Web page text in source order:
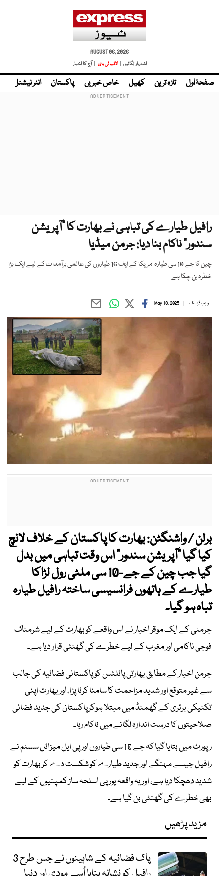
AUGUST 06, 2026
اشتہار لگائیں |
لائیو ٹی وی | آج کا اخبار
صفحۂ اول تازہ ترین کھیل خاص خبریں پاکستان انٹر نیشنل
رافیل طیارے کی تباہی نے بھارت کا "آپریشن
سندور" ناکام بنا دیا: جرمن میڈیا
چین کا جے 10 سی طیارہ امریکا کے ایف 16 طیاروں کی عالمی برآمدات کے لیے ایک بڑا
خطرہ بن چکا ہے
ویب ڈیسک May 18, 2025
برلن / واشنگٹن: بھارت کا پاکستان کے خلاف لانچ
کیا گیا "آپریشن سندور" اس وقت تباہی میں بدل
گیا جب چین کے جے-10 سی ملٹی رول لڑاکا
طیارے کے ہاتھوں فرانسیسی ساختہ رافیل طیارہ
تباہ ہو گیا۔
جرمنی کے ایک موقر اخبار نے اس واقعے کو بھارت کے لیے شرمناک
فوجی ناکامی اور مغرب کے لیے خطرے کی گھنٹی قرار دیا ہے۔
جرمن اخبار کے مطابق بھارتی پائلٹس کو پاکستانی فضائیہ کی جانب
سے غیر متوقع اور شدید مزاحمت کا سامنا کرنا پڑا، اور بھارت اپنی
تکنیکی برتری کے گھمنڈ میں مبتلا ہوکر پاکستان کی جدید فضائی
صلاحیتوں کا درست اندازہ لگانے میں ناکام رہا۔
رپورٹ میں بتایا گیا کہ جے 10 سی طیاروں اور پی ایل میزائل سسٹم نے
رافیل جیسے مہنگے اور جدید طیارے کو شکست دے کر بھارت کو
شدید دھچکا دیا ہے، اور یہ واقعہ یورپی اسلحہ ساز کمپنیوں کے لیے
بھی خطرے کی گھنٹی بن گیا ہے۔
مزید پڑھیں
پاک فضائیہ کے شاہینوں نے جس طرح 3